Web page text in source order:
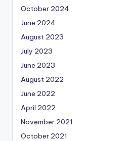
October 2024
June 2024
August 2023
July 2023
June 2023
August 2022
June 2022
April 2022
November 2021
October 2021